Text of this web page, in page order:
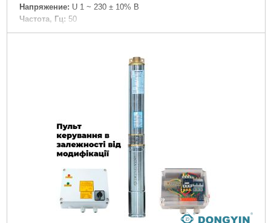
Напряжение: U 1 ~ 230 ± 10% В
Частота, Гц: 50
Вал двигателя: Керамика
Асинхронный, трехскоростной, бесшумный
Обмотка статора двигателя: Медь
Только для чистой воды без
абразивосодержащих примесей (песка, глины, извести и.д.)
Диаметр напорного патрубка DN2, " (дюйм):
Диаметр патрубка переходника, " (дюйм):
Дли на, мм: 130
Максимально допустимое давление, бар:
Материал корпуса:
Максимальная температура перекачиваемой жидкости,
Максимальная температура окружающей среды, °C: